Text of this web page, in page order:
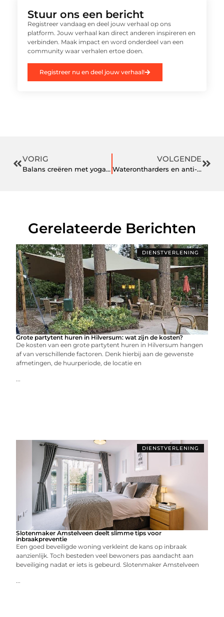
Stuur ons een bericht
Registreer vandaag en deel jouw verhaal op ons
platform. Jouw verhaal kan direct anderen inspireren en
verbinden. Maak impact en word onderdeel van een
community waar verhalen ertoe doen.
Registreer nu en deel jouw verhaal!
VORIG
Balans creëren met yoga in Drachten
VOLGENDE
Waterontharders en anti- kalk magneten. Hoe werkt dat nu?
Gerelateerde Berichten
DIENSTVERLENING
Grote partytent huren in Hilversum: wat zijn de kosten?
De kosten van een grote partytent huren in Hilversum hangen
af van verschillende factoren. Denk hierbij aan de gewenste
afmetingen, de huurperiode, de locatie en
...
DIENSTVERLENING
Slotenmaker Amstelveen deelt slimme tips voor
inbraakpreventie
Een goed beveiligde woning verkleint de kans op inbraak
aanzienlijk. Toch besteden veel bewoners pas aandacht aan
beveiliging nadat er iets is gebeurd. Slotenmaker Amstelveen
...